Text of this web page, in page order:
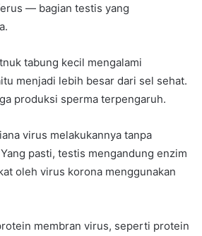
— bagian testis yang
tabung kecil mengalami
menjadi lebih besar dari sel sehat.
produksi sperma terpengaruh.
virus melakukannya tanpa
pasti, testis mengandung enzim
oleh virus korona menggunakan
membran virus, seperti protein